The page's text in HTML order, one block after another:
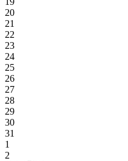
20
21
22
23
24
25
26
27
28
29
30
31
1
2